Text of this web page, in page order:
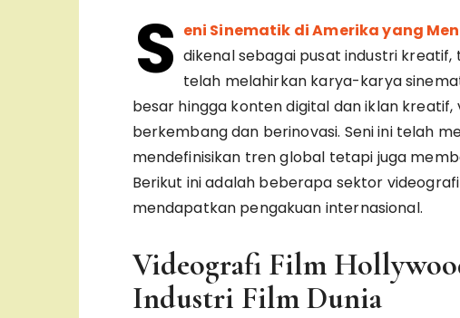
S eni Sinematik di Amerika yang
dikenal sebagai pusat industri
telah melahirkan karya-karya
besar hingga konten digital dan iklan
berkembang dan berinovasi. Seni ini telah
mendefinisikan tren global tetapi juga
Berikut ini adalah beberapa sektor
mendapatkan pengakuan internasional.
Videografi Film
Industri Film Dunia